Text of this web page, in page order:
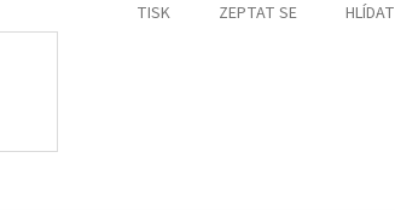
TISK ZEPTAT SE HLÍDAT